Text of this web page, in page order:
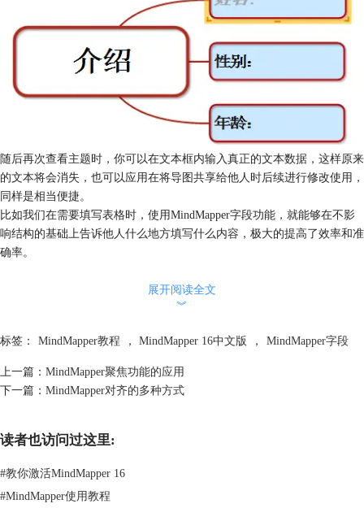
随后再次查看主题时，你可以在文本框内输入真正的文本数据，这样原来
的文本将会消失，也可以应用在将导图共享给他人时后续进行修改使用，
同样是相当便捷。
比如我们在需要填写表格时，使用MindMapper字段功能，就能够在不影
响结构的基础上告诉他人什么地方填写什么内容，极大的提高了效率和准
确率。
即可，删除字段则是将该主题进行删除。
更多MindMapper中文版思维导图软件操作内容，可点击
展开阅读全文
︾
标签： MindMapper教程 ， MindMapper 16中文版 ， MindMapper字段
上一篇： MindMapper聚焦功能的应用
下一篇： MindMapper对齐的多种方式
读者也访问过这里:
#教你激活MindMapper 16
#MindMapper使用教程